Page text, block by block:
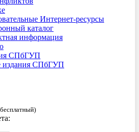
Интернет-ресурсы
каталог
информация
СПбГУП
издания СПбГУП